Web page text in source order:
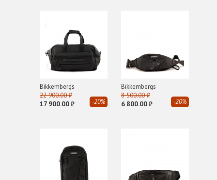
Bikkembergs
22 900.00 ₽
17 900.00 ₽
-20%
Bikkembergs
8 500.00 ₽
6 800.00 ₽
-20%